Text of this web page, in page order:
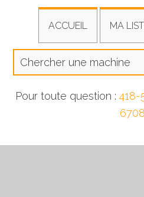
ACCUEIL MA
Pour toute question : 418-
6708